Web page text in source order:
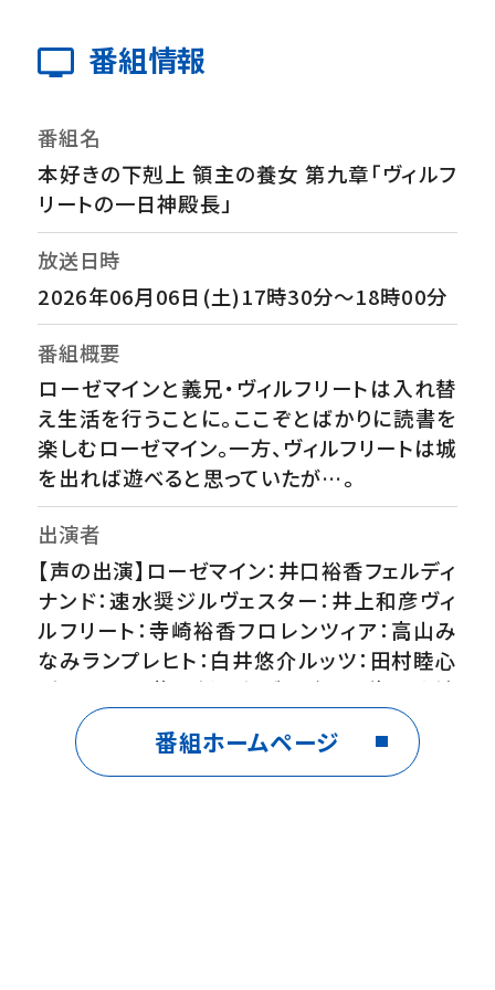
番組情報
番組名
本好きの下剋上 領主の養女 第九章「ヴィルフ
リートの一日神殿長」
放送日時
2026年06月06日(土)17時30分～18時00分
番組概要
ローゼマインと義兄・ヴィルフリートは入れ替
え生活を行うことに。ここぞとばかりに読書を
楽しむローゼマイン。一方、ヴィルフリートは城
を出れば遊べると思っていたが…。
出演者
【声の出演】ローゼマイン：井口裕香フェルディ
ナンド：速水奨ジルヴェスター：井上和彦ヴィ
ルフリート：寺崎裕香フロレンツィア：高山み
なみランプレヒト：白井悠介ルッツ：田村睦心
ダームエル：梅原裕一郎ブリギッテ：瀬戸麻沙
美リヒャルダ：宮沢きよこ ほか
番組内容
番組ホームページ